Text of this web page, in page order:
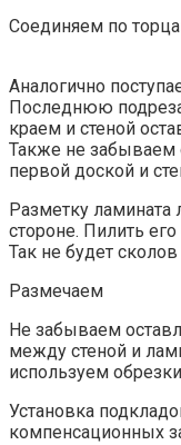
Соединяем по
Аналогично
Последнюю
краем и стеной
Также не забываем
первой доской и
Разметку ламината
стороне. Пилить
Так не будет
Размечаем
Не забываем
между стеной и
используем
Установка
компенсационных